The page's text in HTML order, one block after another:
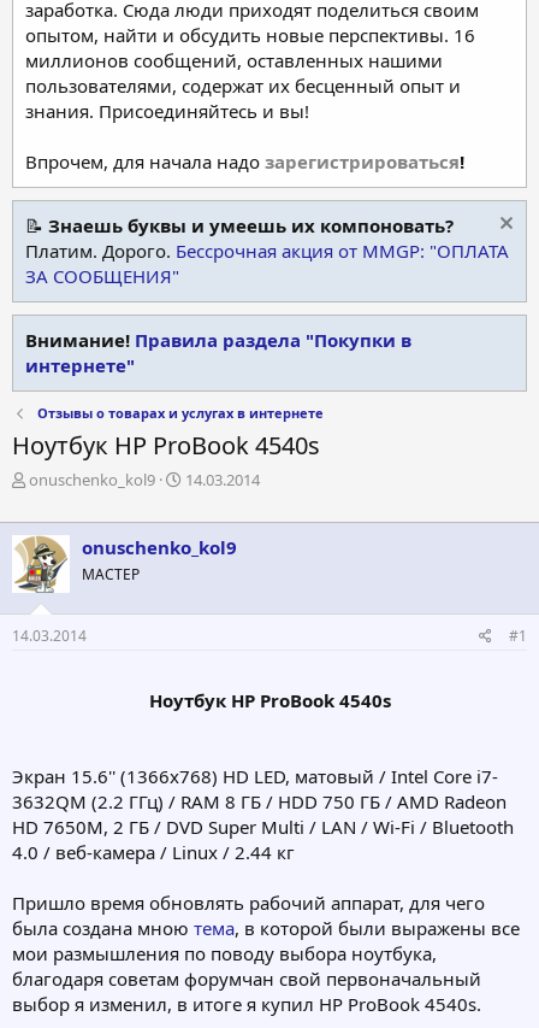
заработка. Сюда люди приходят поделиться своим
опытом, найти и обсудить новые перспективы. 16
миллионов сообщений, оставленных нашими
пользователями, содержат их бесценный опыт и
знания. Присоединяйтесь и вы!
Впрочем, для начала надо зарегистрироваться!
📝 Знаешь буквы и умеешь их компоновать?
Платим. Дорого. Бессрочная акция от MMGP: "ОПЛАТА
ЗА СООБЩЕНИЯ"
Внимание! Правила раздела "Покупки в
интернете"
Отзывы о товарах и услугах в интернете
Ноутбук HP ProBook 4540s
А
т
о
р
т
е
м
ы
onuschenko_kol9
Д
т
а
ч
л
14.03.2014
onuschenko_kol9
МАСТЕР
14.03.2014 #1
Ноутбук HP ProBook 4540s
Экран 15.6'' (1366x768) HD LED, матовый / Intel Core i7-
3632QM (2.2 ГГц) / RAM 8 ГБ / HDD 750 ГБ / AMD Radeon
HD 7650М, 2 ГБ / DVD Super Multi / LAN / Wi-Fi / Bluetooth
4.0 / веб-камера / Linux / 2.44 кг
Пришло время обновлять рабочий аппарат, для чего
была создана мною тема, в которой были выражены все
мои размышления по поводу выбора ноутбука,
благодаря советам форумчан свой первоначальный
выбор я изменил, в итоге я купил HP ProBook 4540s.